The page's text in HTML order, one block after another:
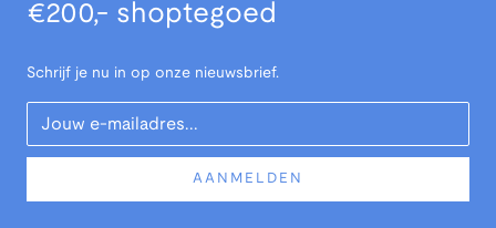
€200,- shoptegoed
Schrijf je nu in op onze nieuwsbrief.
Your Email
AANMELDEN